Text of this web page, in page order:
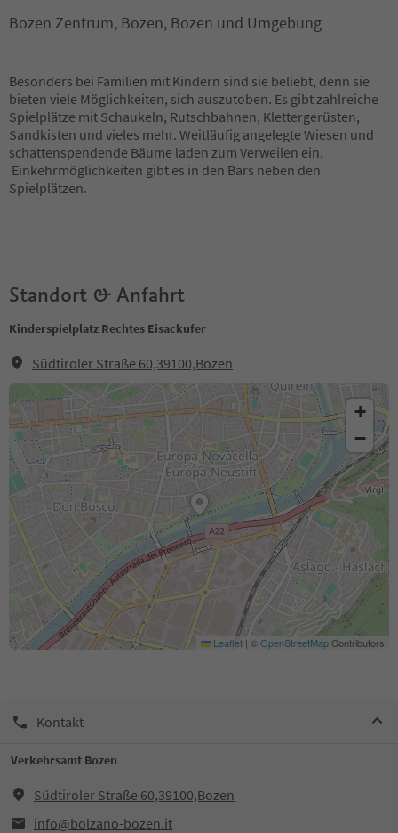
Bozen Zentrum, Bozen, Bozen und Umgebung
Besonders bei Familien mit Kindern sind sie beliebt, denn sie
bieten viele Möglichkeiten, sich auszutoben. Es gibt zahlreiche
Spielplätze mit Schaukeln, Rutschbahnen, Klettergerüsten,
Sandkisten und vieles mehr. Weitläufig angelegte Wiesen und
schattenspendende Bäume laden zum Verweilen ein.
Einkehrmöglichkeiten gibt es in den Bars neben den
Spielplätzen.
Standort & Anfahrt
Kinderspielplatz Rechtes Eisackufer
Südtiroler Straße 60,39100,Bozen
+
−
Leaflet | ©OpenStreetMapContributors
Kontakt
Verkehrsamt Bozen
Südtiroler Straße 60,39100,Bozen
info@bolzano-bozen.it